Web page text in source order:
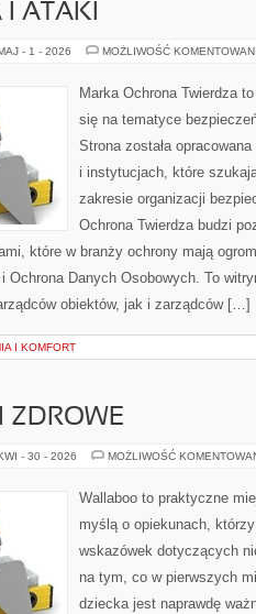
ATAKI
- 1 - 2026 MOŻLIWOŚĆ
Marka Ochrona Twierdza
się na tematyce
Strona została
i instytucjach, które
zakresie organizacji
Ochrona Twierdza budzi
które w branży ochrony mają
Ochrona Danych Osobowych. To
obiektów, jak i zarządców […]
I KOMFORT
ZDROWE
- 30 - 2026 MOŻLIWOŚĆ
Wallaboo to praktyczne
myślą o opiekunach,
wskazówek dotyczących
na tym, co w pierwszych
dziecka jest naprawdę